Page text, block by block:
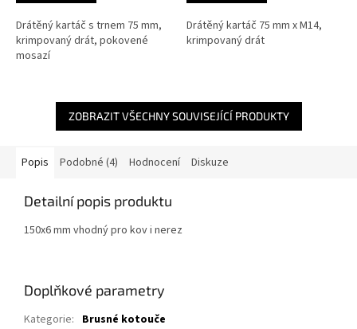
Drátěný kartáč s trnem 75 mm,
krimpovaný drát, pokovené
mosazí
Drátěný kartáč 75 mm x M14,
krimpovaný drát
ZOBRAZIT VŠECHNY SOUVISEJÍCÍ PRODUKTY
Popis Podobné (4) Hodnocení Diskuze
Detailní popis produktu
150x6 mm vhodný pro kov i nerez
Doplňkové parametry
Kategorie: Brusné kotouče